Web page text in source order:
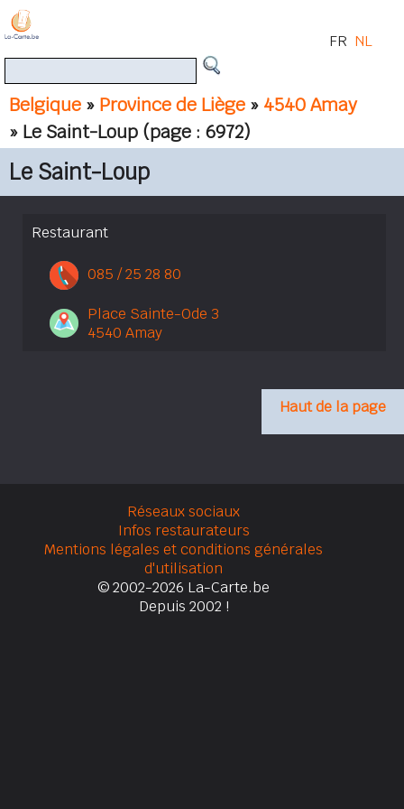
Belgique » Province de Liège » 4540 Amay
» Le Saint-Loup (page : 6972)
FR NL
Le Saint-Loup
Restaurant
085 / 25 28 80
Place Sainte-Ode 3
4540 Amay
Haut de la page
Réseaux sociaux
Infos restaurateurs
Mentions légales et conditions générales
d'utilisation
© 2002-2026 La-Carte.be
Depuis 2002 !